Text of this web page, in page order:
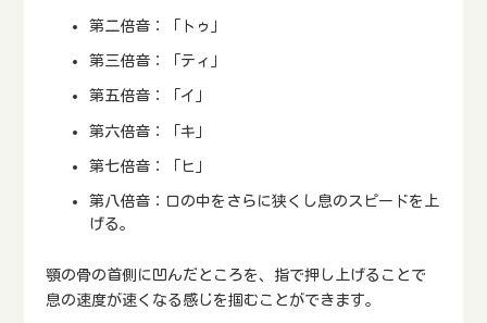
第二倍音：「トゥ」
第三倍音：「ティ」
第五倍音：「イ」
第六倍音：「キ」
第七倍音：「ヒ」
第八倍音：口の中をさらに狭くし息のスピードを上
げる。
顎の骨の首側に凹んだところを、指で押し上げることで
息の速度が速くなる感じを掴むことができます。